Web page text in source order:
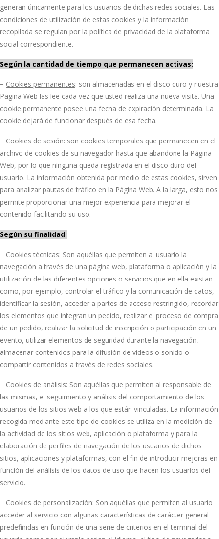
generan únicamente para los usuarios de dichas redes sociales. Las
condiciones de utilización de estas cookies y la información
recopilada se regulan por la política de privacidad de la plataforma
social correspondiente.
Según la cantidad de tiempo que permanecen activas:
− Cookies permanentes: son almacenadas en el disco duro y nuestra
Página Web las lee cada vez que usted realiza una nueva visita. Una
cookie permanente posee una fecha de expiración determinada. La
cookie dejará de funcionar después de esa fecha.
− Cookies de sesión: son cookies temporales que permanecen en el
archivo de cookies de su navegador hasta que abandone la Página
Web, por lo que ninguna queda registrada en el disco duro del
usuario. La información obtenida por medio de estas cookies, sirven
para analizar pautas de tráfico en la Página Web. A la larga, esto nos
permite proporcionar una mejor experiencia para mejorar el
contenido facilitando su uso.
Según su finalidad:
− Cookies técnicas: Son aquéllas que permiten al usuario la
navegación a través de una página web, plataforma o aplicación y la
utilización de las diferentes opciones o servicios que en ella existan
como, por ejemplo, controlar el tráfico y la comunicación de datos,
identificar la sesión, acceder a partes de acceso restringido, recordar
los elementos que integran un pedido, realizar el proceso de compra
de un pedido, realizar la solicitud de inscripción o participación en un
evento, utilizar elementos de seguridad durante la navegación,
almacenar contenidos para la difusión de videos o sonido o
compartir contenidos a través de redes sociales.
− Cookies de análisis: Son aquéllas que permiten al responsable de
las mismas, el seguimiento y análisis del comportamiento de los
usuarios de los sitios web a los que están vinculadas. La información
recogida mediante este tipo de cookies se utiliza en la medición de
la actividad de los sitios web, aplicación o plataforma y para la
elaboración de perfiles de navegación de los usuarios de dichos
sitios, aplicaciones y plataformas, con el fin de introducir mejoras en
función del análisis de los datos de uso que hacen los usuarios del
servicio.
− Cookies de personalización: Son aquéllas que permiten al usuario
acceder al servicio con algunas características de carácter general
predefinidas en función de una serie de criterios en el terminal del